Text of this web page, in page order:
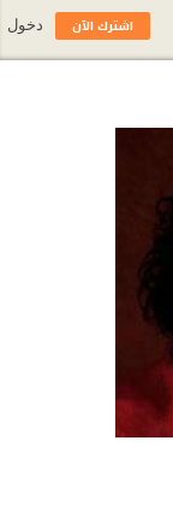
اشترك الآن دخول